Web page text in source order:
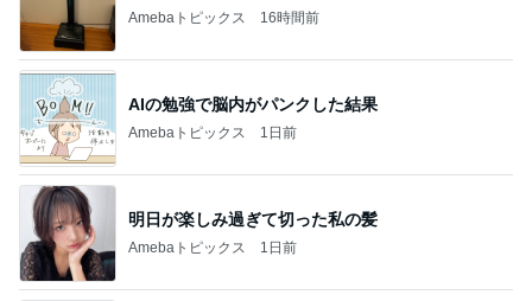
Amebaトピックス 16時間前
AIの勉強で脳内がパンクした結果
Amebaトピックス 1日前
明日が楽しみ過ぎて切った私の髪
Amebaトピックス 1日前